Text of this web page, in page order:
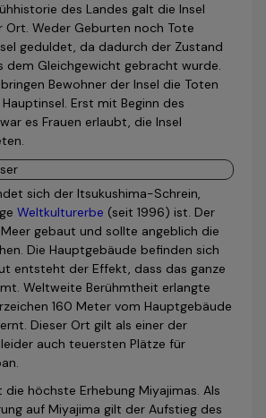
des Landes galt die Insel
Ort. Weder Geburten noch Tote
geduldet, da dadurch der Zustand
dem Gleichgewicht gebracht wurde.
Bewohner der Insel die Toten
Erst mit Beginn des
es Frauen erlaubt, die Insel
sich der Itsukushima-Schrein,
Weltkulturerbe (seit 1996) ist. Der
gebaut und sollte angeblich die
Die Hauptgebäude befinden sich
entsteht der Effekt, dass das ganze
Weltweite Berühmtheit erlangte
160 Meter vom Hauptgebäude
Dieser Ort gilt als einer der
auch teuersten Plätze für
die höchste Erhebung Miyajimas. Als
auf Miyajima gilt der Aufstieg des